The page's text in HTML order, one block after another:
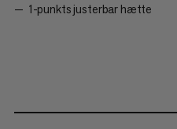
1-punkts justerbar hætte